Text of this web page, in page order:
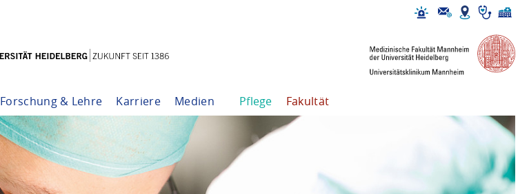
Forschung & Lehre Karriere Medien Pflege Fakultät